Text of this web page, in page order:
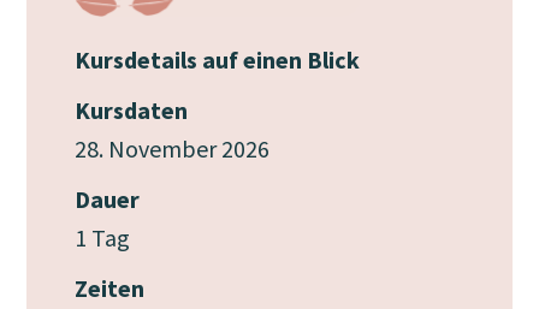
Kursdetails auf einen Blick
Kursdaten
28. November 2026
Dauer
1 Tag
Zeiten